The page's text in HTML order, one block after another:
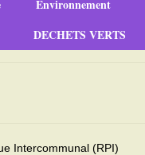
Environnement
DECHETS VERTS
Intercommunal (RPI)